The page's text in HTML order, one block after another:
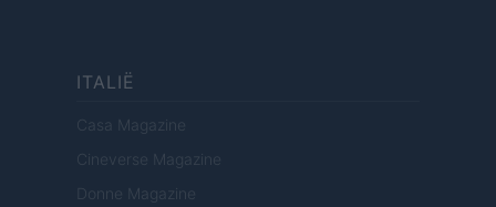
ITALIË
Casa Magazine
Cineverse Magazine
Donne Magazine